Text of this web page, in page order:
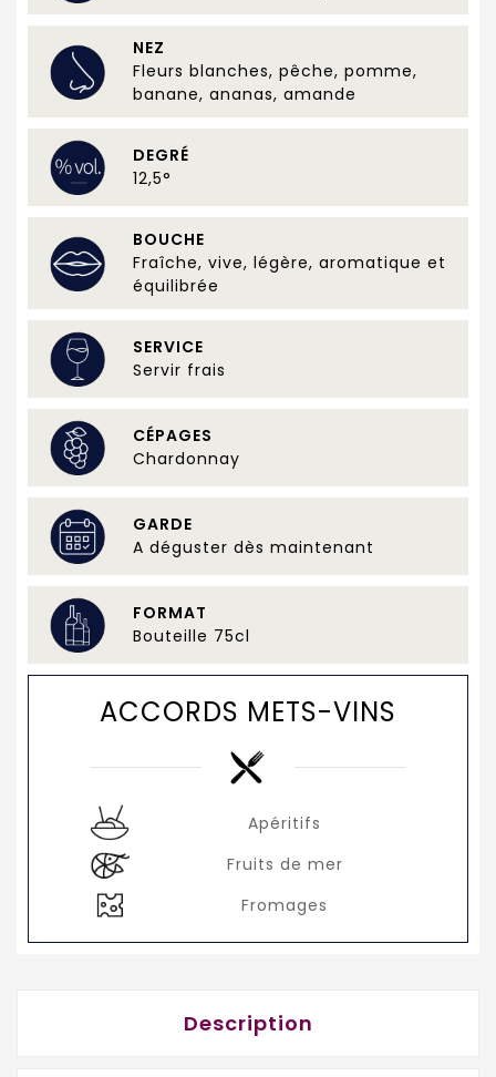
NEZ
Fleurs blanches, pêche, pomme,
banane, ananas, amande
DEGRÉ
12,5°
BOUCHE
Fraîche, vive, légère, aromatique et
équilibrée
SERVICE
Servir frais
CÉPAGES
Chardonnay
GARDE
A déguster dès maintenant
FORMAT
Bouteille 75cl
ACCORDS METS-VINS
Apéritifs
Fruits de mer
Fromages
Description